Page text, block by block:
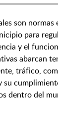
son normas
para
y el
abarcan
tráfico,
su
dentro del